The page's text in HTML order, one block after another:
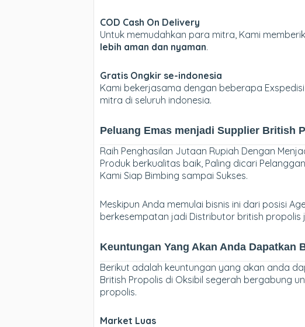
COD Cash On Delivery
Untuk memudahkan para mitra, Kami
lebih aman dan nyaman.
Gratis Ongkir se-indonesia
Kami bekerjasama dengan beberapa
mitra di seluruh indonesia.
Peluang Emas menjadi Supplier British
Raih Penghasilan Jutaan Rupiah Dengan
Produk berkualitas baik, Paling dicari
Kami Siap Bimbing sampai Sukses.
Meskipun Anda memulai bisnis ini dari posisi
berkesempatan jadi Distributor british propolis
Keuntungan Yang Akan Anda
Berikut adalah keuntungan yang akan anda
British Propolis di Oksibil segerah bergabung
propolis.
Market Luas